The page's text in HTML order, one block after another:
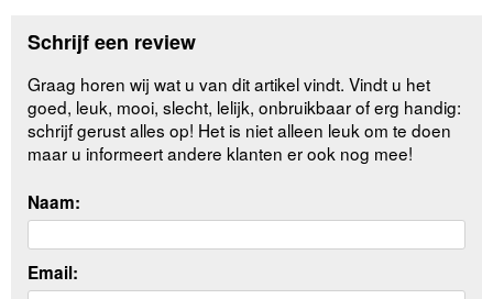
Schrijf een review
Graag horen wij wat u van dit artikel vindt. Vindt u het
goed, leuk, mooi, slecht, lelijk, onbruikbaar of erg handig:
schrijf gerust alles op! Het is niet alleen leuk om te doen
maar u informeert andere klanten er ook nog mee!
Naam:
Email: